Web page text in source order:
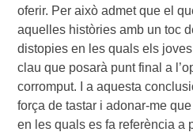
oferir. Per això admet que el
aquelles històries amb un toc
distopies en les quals els
clau que posarà punt final a
corromput. I a aquesta
força de tastar i adonar-me
en les quals es fa referència a